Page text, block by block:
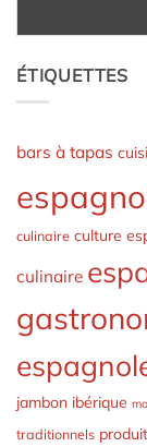
ÉTIQUETTES
bars à tapas
culinaire culture
culinaire
jambon ibérique
traditionnels